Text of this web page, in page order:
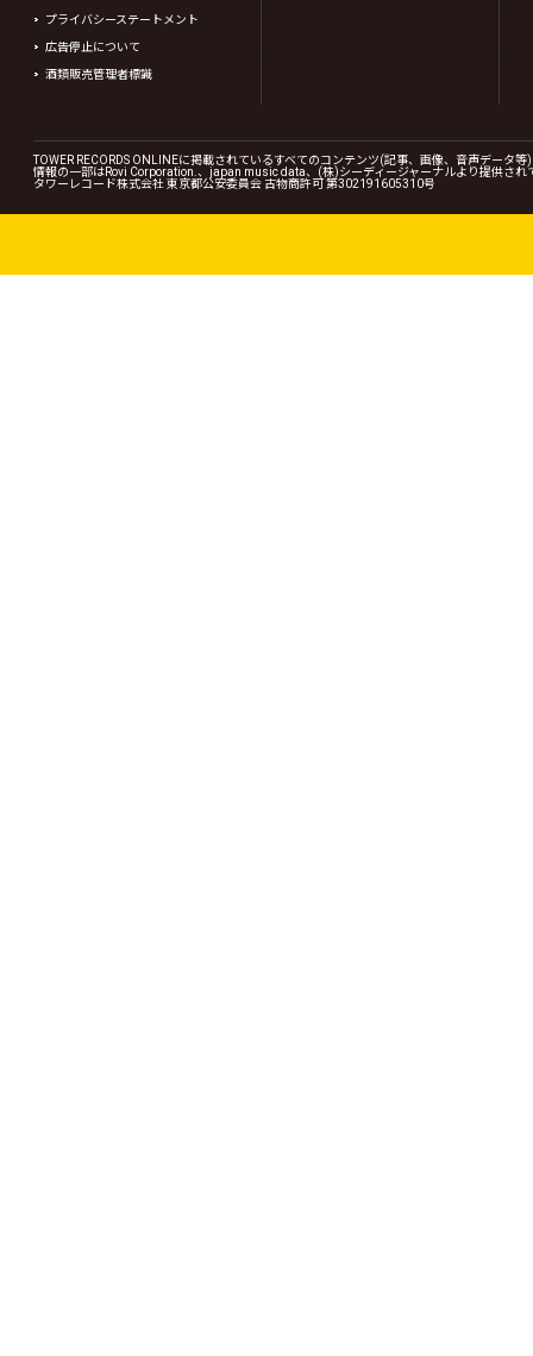
プライバシーステートメント
広告停止について
酒類販売管理者標識
TOWER RECORDS ONLINEに掲載されているすべてのコンテンツ(記事、画像、音声データ
情報の一部はRovi Corporation.、japan music data、(株)シーディージャーナルより提供され
タワーレコード株式会社 東京都公安委員会 古物商許可 第302191605310号